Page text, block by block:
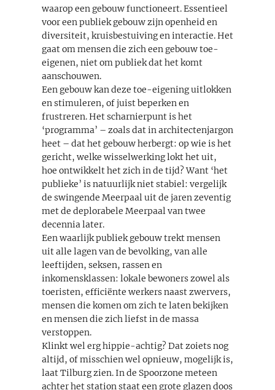
waarop een gebouw functioneert. Essentieel
voor een publiek gebouw zijn openheid en
diversiteit, kruisbestuiving en interactie. Het
gaat om mensen die zich een gebouw toe-
eigenen, niet om publiek dat het komt
aanschouwen.
Een gebouw kan deze toe-eigening uitlokken
en stimuleren, of juist beperken en
frustreren. Het scharnierpunt is het
‘programma’ – zoals dat in architectenjargon
heet – dat het gebouw herbergt: op wie is het
gericht, welke wisselwerking lokt het uit,
hoe ontwikkelt het zich in de tijd? Want ‘het
publieke’ is natuurlijk niet stabiel: vergelijk
de swingende Meerpaal uit de jaren zeventig
met de deplorabele Meerpaal van twee
decennia later.
Een waarlijk publiek gebouw trekt mensen
uit alle lagen van de bevolking, van alle
leeftijden, seksen, rassen en
inkomensklassen: lokale bewoners zowel als
toeristen, efficiënte werkers naast zwervers,
mensen die komen om zich te laten bekijken
en mensen die zich liefst in de massa
verstoppen.
Klinkt wel erg hippie-achtig? Dat zoiets nog
altijd, of misschien wel opnieuw, mogelijk is,
laat Tilburg zien. In de Spoorzone meteen
achter het station staat een grote glazen doos